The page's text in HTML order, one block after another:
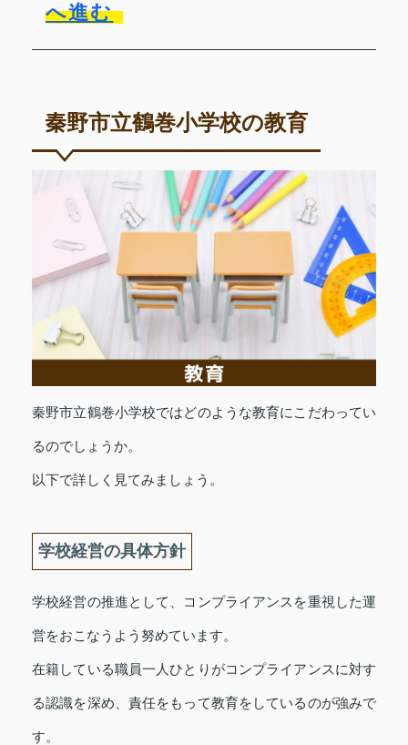
へ進む
秦野市立鶴巻小学校の教育
秦野市立鶴巻小学校ではどのような教育にこだわってい
るのでしょうか。
以下で詳しく見てみましょう。
学校経営の具体方針
学校経営の推進として、コンプライアンスを重視した運
営をおこなうよう努めています。
在籍している職員一人ひとりがコンプライアンスに対す
る認識を深め、責任をもって教育をしているのが強みで
す。